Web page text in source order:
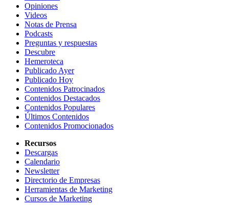
Opiniones
Videos
Notas de Prensa
Podcasts
Preguntas y respuestas
Descubre
Hemeroteca
Publicado Ayer
Publicado Hoy
Contenidos Patrocinados
Contenidos Destacados
Contenidos Populares
Últimos Contenidos
Contenidos Promocionados
Recursos
Descargas
Calendario
Newsletter
Directorio de Empresas
Herramientas de Marketing
Cursos de Marketing